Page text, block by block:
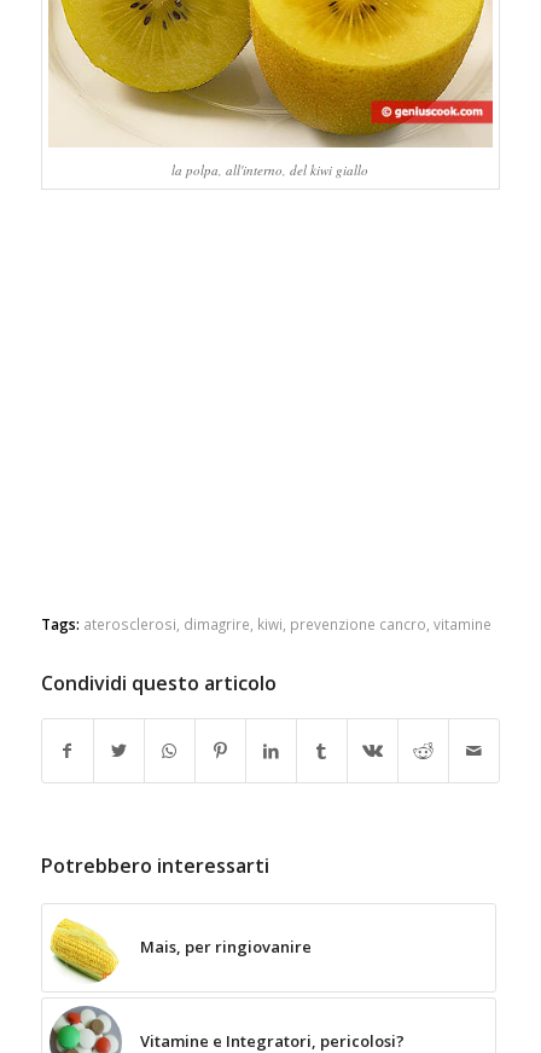
la polpa, all'interno, del kiwi giallo
Tags: aterosclerosi dimagrire kiwi prevenzione cancro vitamine
Condividi questo articolo
Potrebbero interessarti
Mais, per ringiovanire
Vitamine e Integratori, pericolosi?